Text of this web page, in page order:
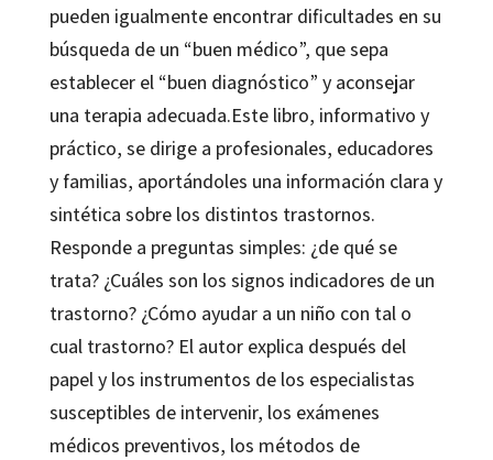
pueden igualmente encontrar dificultades en su
búsqueda de un “buen médico”, que sepa
establecer el “buen diagnóstico” y aconsejar
una terapia adecuada.Este libro, informativo y
práctico, se dirige a profesionales, educadores
y familias, aportándoles una información clara y
sintética sobre los distintos trastornos.
Responde a preguntas simples: ¿de qué se
trata? ¿Cuáles son los signos indicadores de un
trastorno? ¿Cómo ayudar a un niño con tal o
cual trastorno? El autor explica después del
papel y los instrumentos de los especialistas
susceptibles de intervenir, los exámenes
médicos preventivos, los métodos de